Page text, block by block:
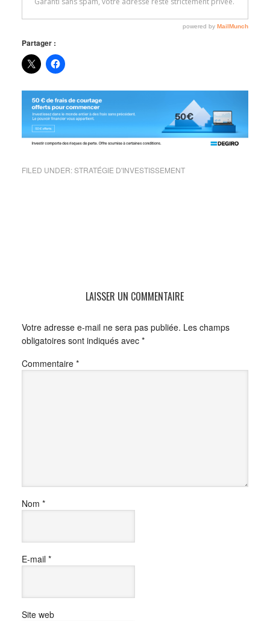
Partager :
FILED UNDER:STRATÉGIE D'INVESTISSEMENT
LAISSER UN COMMENTAIRE
Votre adresse e-mail ne sera pas publiée. Les champs
obligatoires sont indiqués avec *
Commentaire *
Nom *
E-mail *
Site web